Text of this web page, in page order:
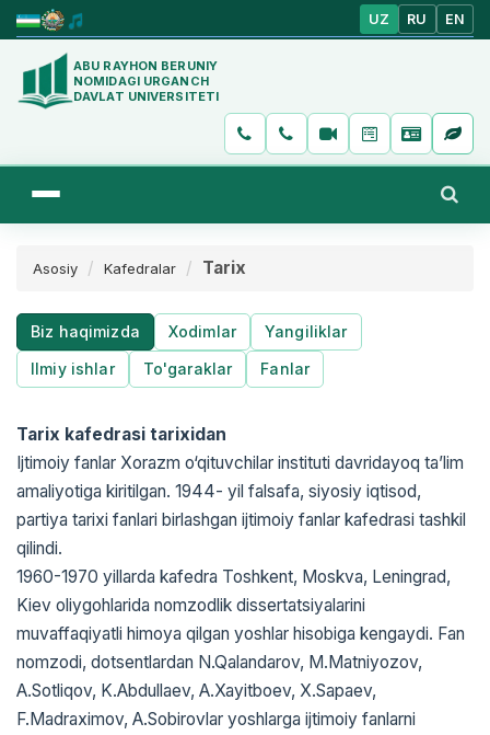
UZ RU EN
ABU RAYHON BERUNIY
NOMIDAGI URGANCH
DAVLAT UNIVERSITETI
Asosiy Kafedralar Tarix
Biz haqimizda Xodimlar
Yangiliklar
Ilmiy ishlar
To'garaklar Fanlar
Tarix kafedrasi tarixidan
Ijtimoiy fanlar Xorazm o‘qituvchilar instituti davridayoq ta’lim
amaliyotiga kiritilgan. 1944- yil falsafa, siyosiy iqtisod,
partiya tarixi fanlari birlashgan ijtimoiy fanlar kafedrasi tashkil
qilindi.
1960-1970 yillarda kafedra Toshkent, Moskva, Leningrad,
Kiev oliygohlarida nomzodlik dissertatsiyalarini
muvaffaqiyatli himoya qilgan yoshlar hisobiga kengaydi. Fan
nomzodi, dotsentlardan N.Qalandarov, M.Matniyozov,
A.Sotliqov, K.Abdullaev, A.Xayitboev, X.Sapaev,
F.Madraximov, A.Sobirovlar yoshlarga ijtimoiy fanlarni